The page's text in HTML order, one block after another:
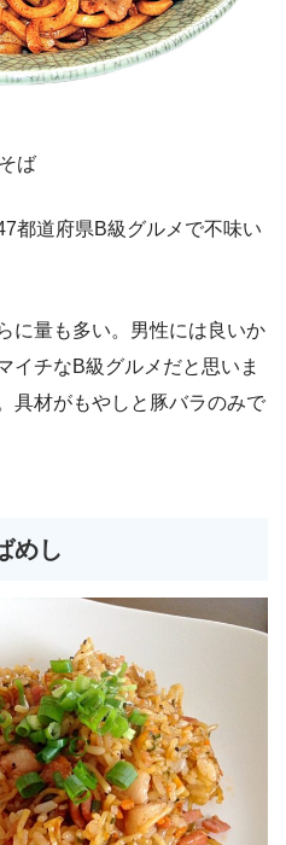
ば
都道府県B級グルメで不味い
に量も多い。男性には良いか
イチなB級グルメだと思いま
具材がもやしと豚バラのみで
めし